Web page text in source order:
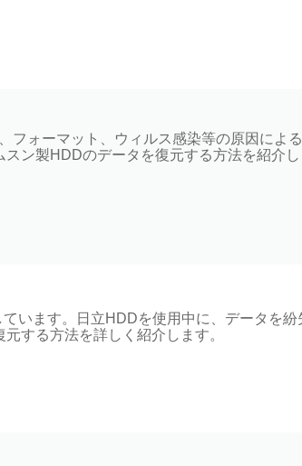
フォーマット、ウィルス感染等の原因によ
ン製HDDのデータを復元する方法を紹介し
います。日立HDDを使用中に、データを紛
する方法を詳しく紹介します。